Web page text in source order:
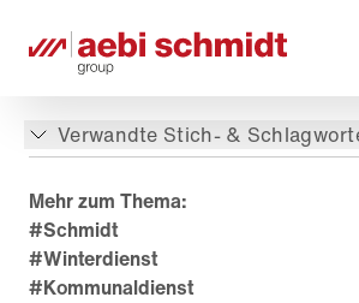
Verwandte Stich- &
Mehr zum Thema:
#Schmidt
#Winterdienst
#Kommunaldienst